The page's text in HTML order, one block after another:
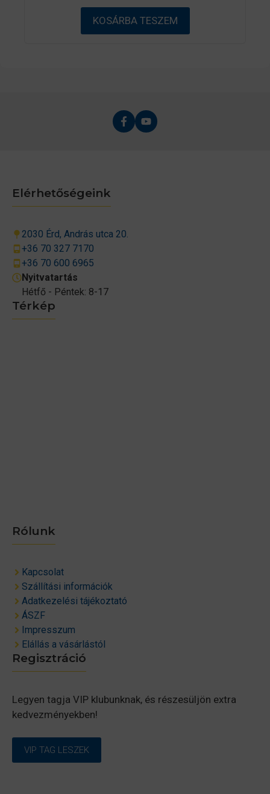
b
ő
l
KOSÁRBA TESZEM
Térkép
Rólunk
Kapcsolat
Szállítási információk
Adatkezelési tájékoztató
ÁSZF
Impresszum
Elállás a vásárlástól
Elérhetőségeink
2030 Érd, András utca 20.
+36 70 327 7170
+36 70 600 6965
Nyitvatartás
Hétfő - Péntek: 8-17
Regisztráció
Legyen tagja VIP klubunknak, és részesüljön extra
kedvezményekben!
VIP TAG LESZEK